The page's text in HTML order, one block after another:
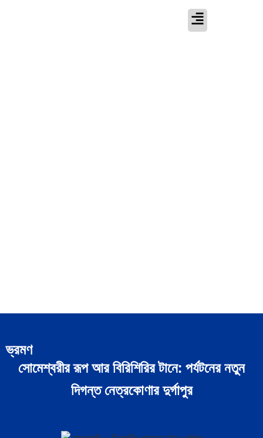
ভ্রমণ
সোমেশ্বরীর রূপ আর বিরিশিরির টানে: পর্যটনের নতুন
দিগন্ত নেত্রকোণার দুর্গাপুর